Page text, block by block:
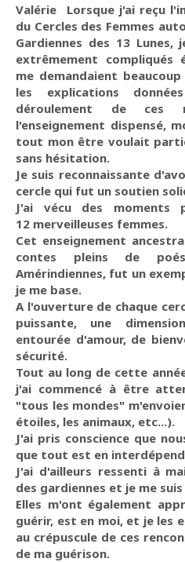
Valérie Lorsque j'ai reçu
du Cercles des Femmes
Gardiennes des 13 Lunes,
extrêmement compliqués
me demandaient
les explications
déroulement de ces
l'enseignement dispensé,
tout mon être voulait
sans hésitation.
Je suis reconnaissante
cercle qui fut un soutien
J'ai vécu des moments
12 merveilleuses femmes.
Cet enseignement
contes pleins de
Amérindiennes, fut un
je me base.
A l'ouverture de chaque
puissante, une
entourée d'amour, de
sécurité.
Tout au long de cette
j'ai commencé à être
"tous les mondes"
étoiles, les animaux, etc...).
J'ai pris conscience que
que tout est en
J'ai d'ailleurs ressenti à
des gardiennes et je me
Elles m'ont également
guérir, est en moi, et je les
au crépuscule de ces
de ma guérison.